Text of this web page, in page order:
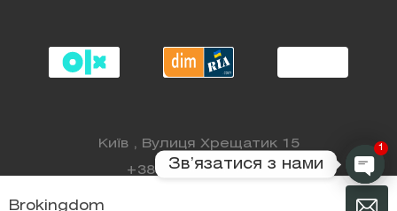
Київ , Вулиця Хрещатик 15
+38 (068) 808 88 98
Brokingdom
Звʼязатися з нами
1